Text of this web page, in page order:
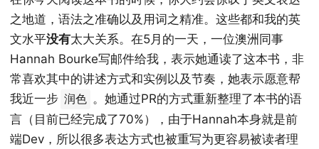
之地道，语法之准确以及用词之精准。这些都和我的英
文水平没有太大关系。在5月的一天，一位澳洲同事
Hannah Bourke写邮件给我，表示她通读了这本书，非
常喜欢其中的讲述方式和实例以及节奏，她表示愿意帮
我近一步 润色 。她通过PR的方式重新整理了本书的语
言（目前已经完成了70%），由于Hannah本身就是前
端Dev，所以很多表达方式也被重写为更容易被读者理